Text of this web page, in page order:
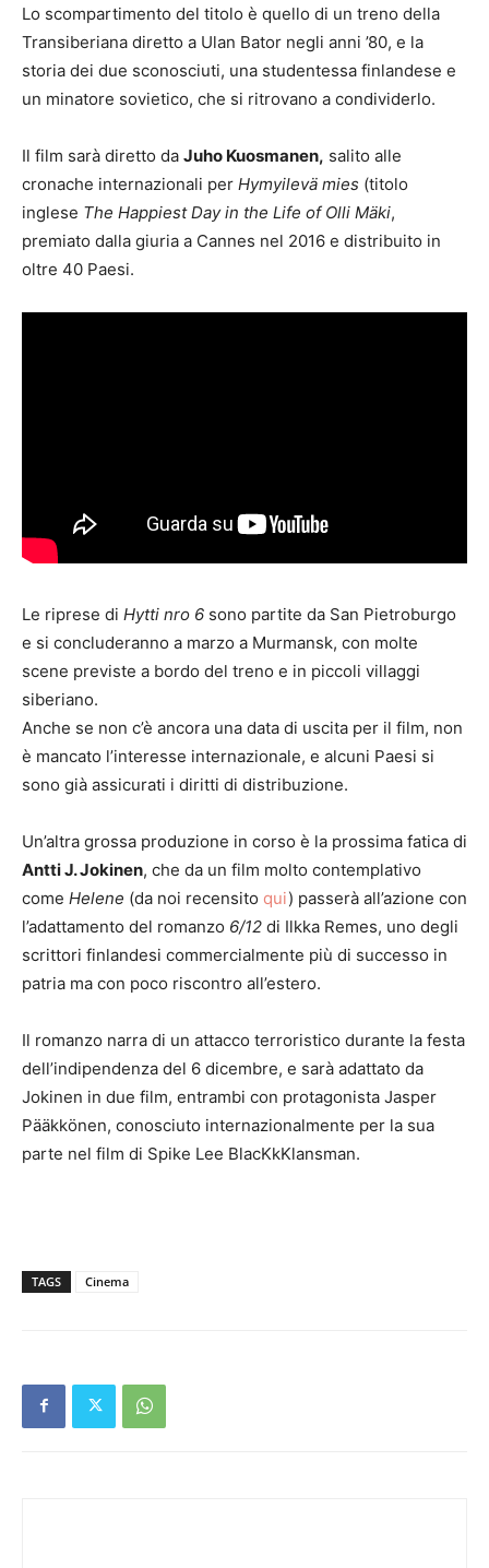
Lo scompartimento del titolo è quello di un treno della
Transiberiana diretto a Ulan Bator negli anni ’80, e la
storia dei due sconosciuti, una studentessa finlandese e
un minatore sovietico, che si ritrovano a condividerlo.
Il film sarà diretto da Juho Kuosmanen, salito alle
cronache internazionali per Hymyilevä mies (titolo
inglese The Happiest Day in the Life of Olli Mäki,
premiato dalla giuria a Cannes nel 2016 e distribuito in
oltre 40 Paesi.
Le riprese di Hytti nro 6 sono partite da San Pietroburgo
e si concluderanno a marzo a Murmansk, con molte
scene previste a bordo del treno e in piccoli villaggi
siberiano.
Anche se non c’è ancora una data di uscita per il film, non
è mancato l’interesse internazionale, e alcuni Paesi si
sono già assicurati i diritti di distribuzione.
Un’altra grossa produzione in corso è la prossima fatica di
Antti J. Jokinen, che da un film molto contemplativo
come Helene (da noi recensito qui) passerà all’azione con
l’adattamento del romanzo 6/12 di Ilkka Remes, uno degli
scrittori finlandesi commercialmente più di successo in
patria ma con poco riscontro all’estero.
Il romanzo narra di un attacco terroristico durante la festa
dell’indipendenza del 6 dicembre, e sarà adattato da
Jokinen in due film, entrambi con protagonista Jasper
Pääkkönen, conosciuto internazionalmente per la sua
parte nel film di Spike Lee BlacKkKlansman.
TAGS Cinema